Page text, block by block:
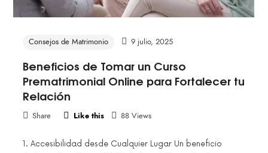
Consejos de Matrimonio 9 julio, 2025
Beneficios de Tomar un Curso
Prematrimonial Online para Fortalecer tu
Relación
Share Like this 88 Views
1. Accesibilidad desde Cualquier Lugar Un beneficio